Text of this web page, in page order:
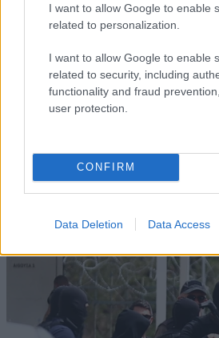
I want to allow Google to enable
related to personalization.
I want to allow Google to enable
related to security, including
functionality and fraud
user protection.
CONFIRM
Data Deletion Data Access